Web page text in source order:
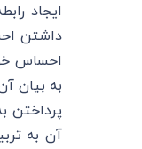
ایجاد
داشتن
احساس
به بیان
پرداختن
آن به